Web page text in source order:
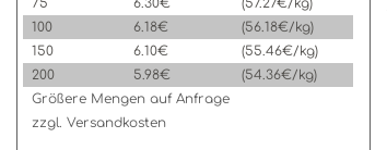
75
6.30€
(57.27€/kg)
100
6.18€
(56.18€/kg)
150
6.10€
(55.46€/kg)
200
5.98€
(54.36€/kg)
Größere Mengen auf Anfrage
zzgl. Versandkosten